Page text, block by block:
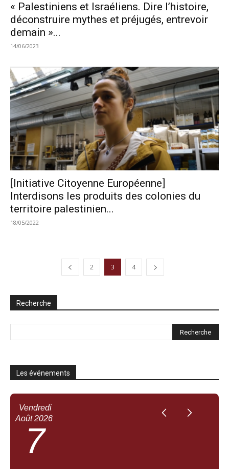
« Palestiniens et Israéliens. Dire l’histoire,
déconstruire mythes et préjugés, entrevoir
demain »...
14/06/2023
[Initiative Citoyenne Européenne]
Interdisons les produits des colonies du
territoire palestinien...
18/05/2022
2 3 4
Recherche
Les événements
Vendredi
Août 2026
7